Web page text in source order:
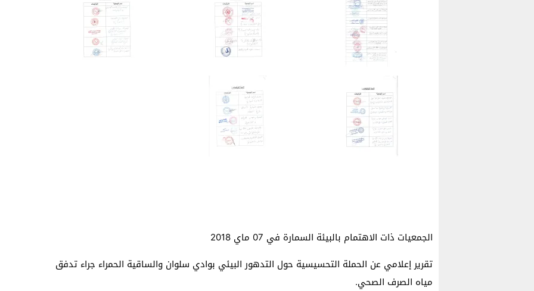
الجمعيات ذات الاهتمام بالبيئة السمارة في 07 ماي 2018
تقرير إعلامي عن الحملة التحسيسية حول التدهور البيئي بوادي سلوان والساقية الحمراء جراء تدفق
مياه الصرف الصحي.